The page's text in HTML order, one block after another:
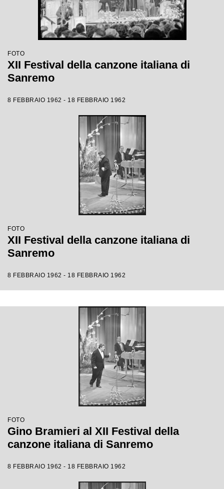
FOTO
XII Festival della canzone italiana di
Sanremo
8 FEBBRAIO 1962 - 18 FEBBRAIO 1962
FOTO
XII Festival della canzone italiana di
Sanremo
8 FEBBRAIO 1962 - 18 FEBBRAIO 1962
FOTO
Gino Bramieri al XII Festival della
canzone italiana di Sanremo
8 FEBBRAIO 1962 - 18 FEBBRAIO 1962